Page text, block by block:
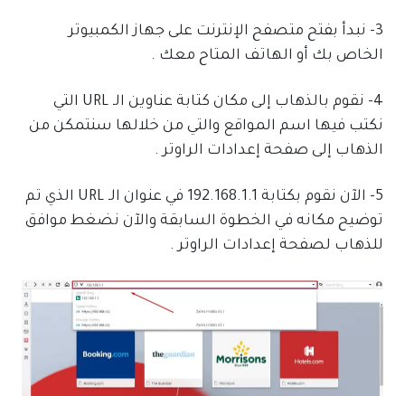
3- نبدأ بفتح متصفح الإنترنت على جهاز الكمبيوتر
الخاص بك أو الهاتف المتاح معك .
4- نقوم بالذهاب إلى مكان كتابة عناوين الـ URL التي
نكتب فيها اسم المواقع والتي من خلالها سنتمكن من
الذهاب إلى صفحة إعدادات الراوتر .
5- الآن نقوم بكتابة 192.168.1.1 في عنوان الـ URL الذي تم
توضيح مكانه في الخطوة السابقة والآن نضغط موافق
للذهاب لصفحة إعدادات الراوتر .